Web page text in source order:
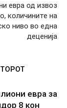
евра од извоз
количините на
ниво во една
деценија
евра за
8 кон